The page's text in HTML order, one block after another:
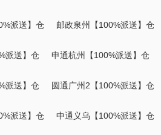
派送】仓 邮政泉州【100%派送】仓
派送】仓 申通杭州【100%派送】仓
派送】仓 圆通广州2【100%派送】仓
派送】仓 中通义乌【100%派送】仓